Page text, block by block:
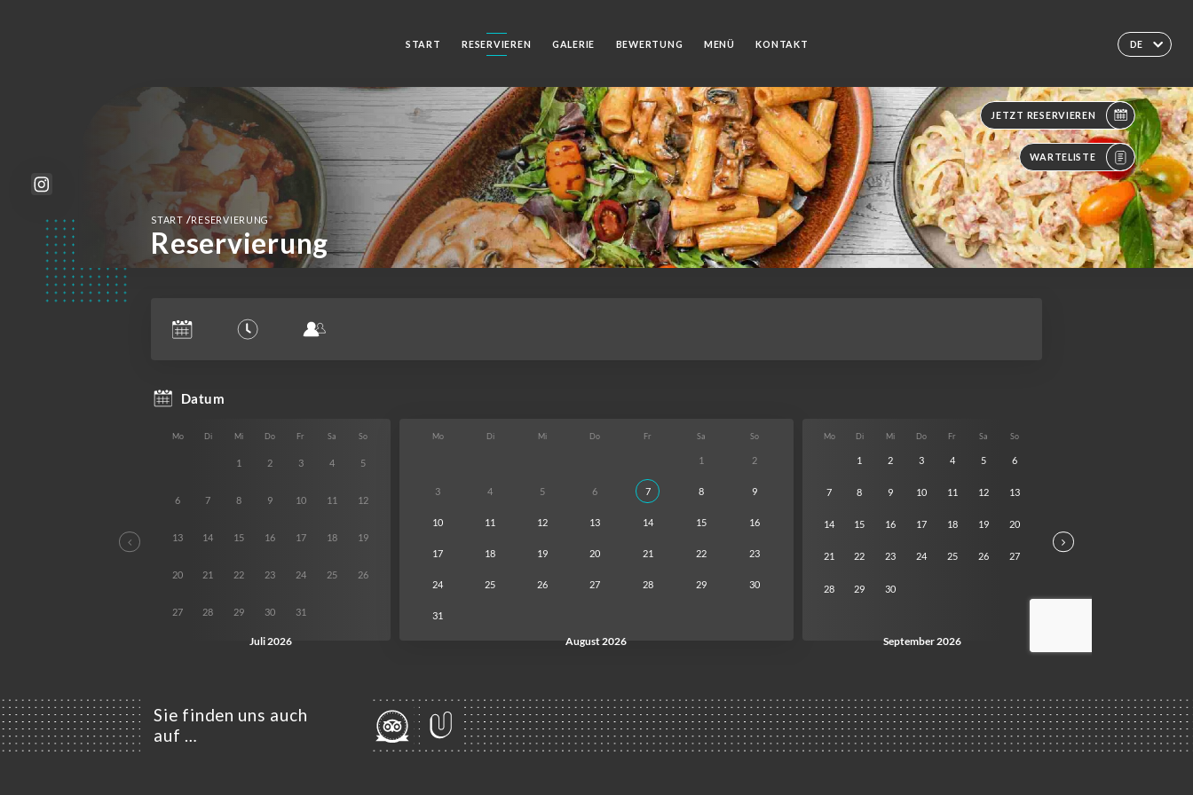
DE
START RESERVIEREN GALERIE BEWERTUNG MENÜ KONTAKT
JETZT RESERVIEREN
WARTELISTE
START /RESERVIERUNG
Reservierung
Sie finden uns auch
auf …